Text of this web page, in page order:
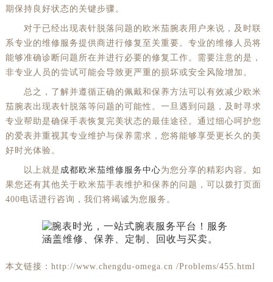
期保持良好状态的关键步骤。
对于已经出现表针脱落问题的欧米茄腕表用户来说，及时联
系专业的维修服务提供商进行修复至关重要。专业的维修人员将
能够准确诊断问题所在并进行必要的修复工作。需要注意的是，
非专业人员的尝试可能会导致更严重的损坏或安全风险增加。
总之，了解并遵循正确的佩戴和保养方法可以有效减少欧米
茄腕表出现表针脱落等问题的可能性。一旦遇到问题，及时寻求
专业帮助是确保手表恢复完美状态的最佳途径。通过细心呵护您
的爱表并重视其专业维护与保养需求，您将能够享受更长久的美
好时光体验。
以上就是 成都欧米茄维修服务中心为您分享的精彩内容。如
果您还有其他关于欧米茄手表维护和保养的问题，可以拨打页面
400电话进行咨询，我们将竭诚为您服务。
本文链接：http://www.chengdu-omega.cn /Problems/455.html